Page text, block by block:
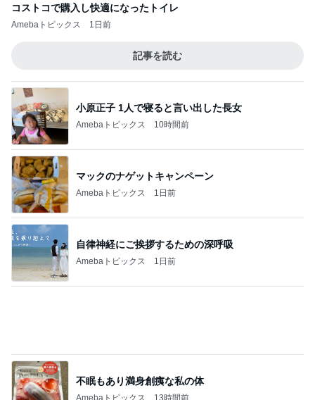
Amebaトピックス 1日前
自律神経にご挨拶するための深呼吸
Amebaトピックス 1日前
不眠もあり満身創痍な私の体
Amebaトピックス 13時間前
明日が楽しみ過ぎて切った私の髪